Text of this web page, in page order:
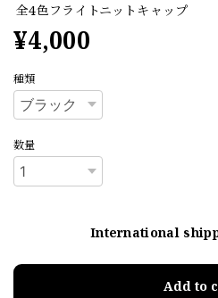
全4色フライトニットキャップ
¥4,000
種類
数量
International
Add to